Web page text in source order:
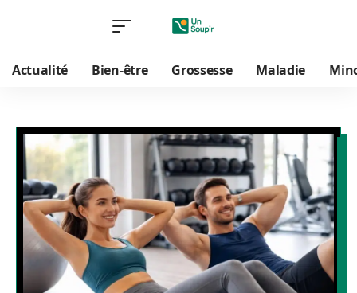
Actualité Bien-être Grossesse Maladie